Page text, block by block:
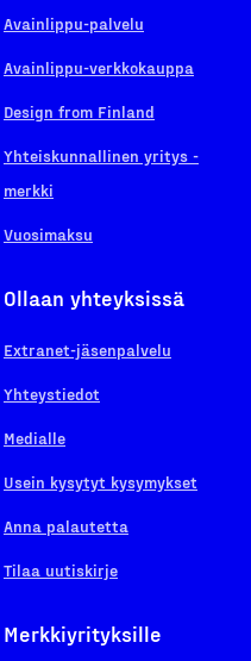
Avainlippu-palvelu
Avainlippu-verkkokauppa
Design from Finland
Yhteiskunnallinen yritys -
merkki
Vuosimaksu
Ollaan yhteyksissä
Extranet-jäsenpalvelu
Yhteystiedot
Medialle
Usein kysytyt kysymykset
Anna palautetta
Tilaa uutiskirje
Merkkiyrityksille